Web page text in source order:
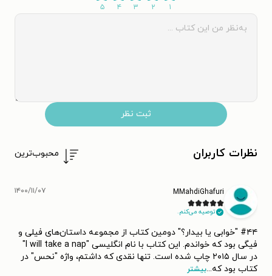
۱ ۲ ۳ ۴ ۵
ثبت نظر
نظرات کاربران محبوب‌ترین
MMahdiGhafuri
توصیه می‌کنم.
۱۴۰۰/۱۱/۰۷
#۴۴ "خوابی یا بیدار؟" دومین کتاب از مجموعه داستان‌های فیلی و
فیگی بود که خواندم. این کتاب با نام انگلیسی "I will take a nap"
در سال ۲۰۱۵ چاپ شده است. تنها نقدی که داشتم، واژه "نحس" در
کتاب بود که...بیشتر